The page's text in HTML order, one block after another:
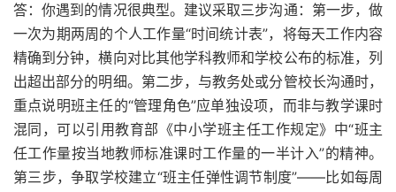
答：你遇到的情况很典型。建议采取三步沟通：第一步，做
一次为期两周的个人工作量“时间统计表”，将每天工作内容
精确到分钟，横向对比其他学科教师和学校公布的标准，列
出超出部分的明细。第二步，与教务处或分管校长沟通时，
重点说明班主任的“管理角色”应单独设项，而非与教学课时
混同，可以引用教育部《中小学班主任工作规定》中“班主
任工作量按当地教师标准课时工作量的一半计入”的精神。
第三步，争取学校建立“班主任弹性调节制度”——比如每周